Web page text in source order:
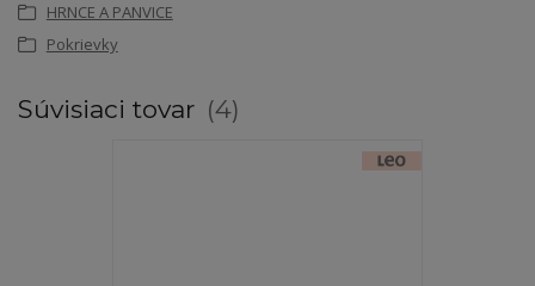
HRNCE A PANVICE
Pokrievky
Súvisiaci tovar 4